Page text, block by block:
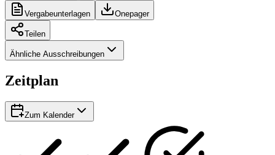
Vergabeunterlagen Onepager
Teilen
Ähnliche Ausschreibungen
Zeitplan
Zum Kalender